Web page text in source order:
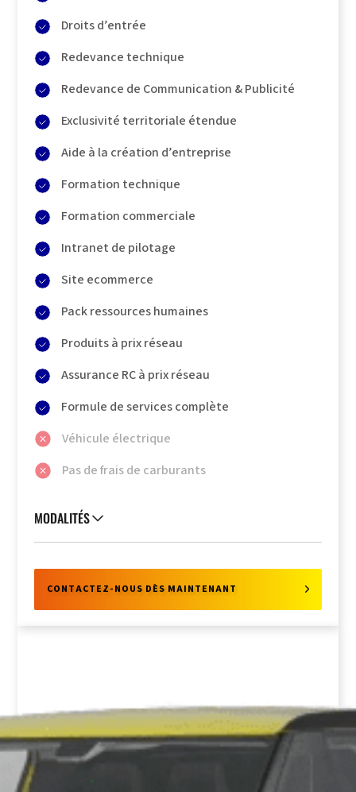
Droits d’entrée
Redevance technique
Redevance de Communication & Publicité
Exclusivité territoriale étendue
Aide à la création d’entreprise
Formation technique
Formation commerciale
Intranet de pilotage
Site ecommerce
Pack ressources humaines
Produits à prix réseau
Assurance RC à prix réseau
Formule de services complète
Véhicule électrique
Pas de frais de carburants
MODALITÉS
CONTACTEZ-NOUS DÈS MAINTENANT